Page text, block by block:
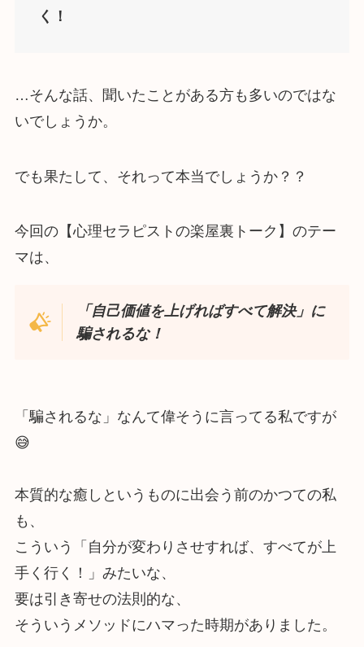
く！
…そんな話、聞いたことがある方も多いのではな
いでしょうか。
でも果たして、それって本当でしょうか？？
今回の【心理セラピストの楽屋裏トーク】のテー
マは、
「自己価値を上げればすべて解決」に
騙されるな！
「騙されるな」なんて偉そうに言ってる私ですが
😅
本質的な癒しというものに出会う前のかつての私
も、
こういう「自分が変わりさせすれば、すべてが上
手く行く！」みたいな、
要は引き寄せの法則的な、
そういうメソッドにハマった時期がありました。